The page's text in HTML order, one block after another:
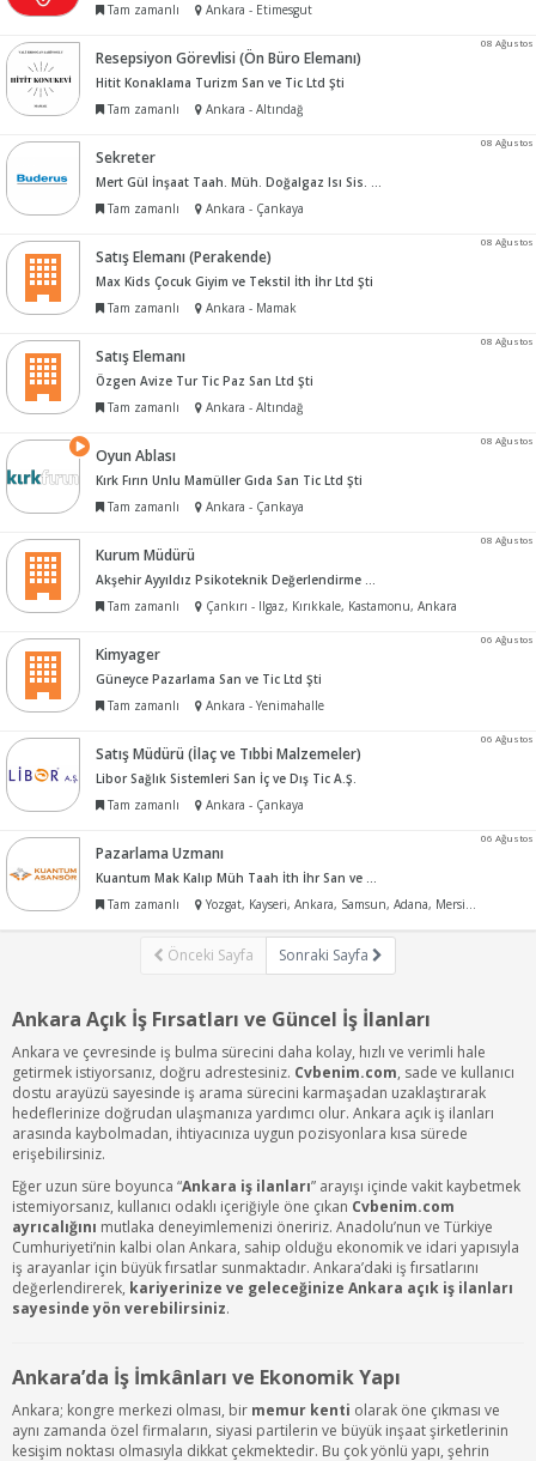
Tam zamanlı
Ankara - Etimesgut
08 Ağustos
Resepsiyon Görevlisi (Ön Büro Elemanı)
Hitit Konaklama Turizm San ve Tic Ltd Şti
Tam zamanlı
Ankara - Altındağ
08 Ağustos
Sekreter
Mert Gül İnşaat Taah. Müh. Doğalgaz Isı Sis. Tur San ve Tic Ltd Şti
Tam zamanlı
Ankara - Çankaya
08 Ağustos
Satış Elemanı (Perakende)
Max Kids Çocuk Giyim ve Tekstil İth İhr Ltd Şti
Tam zamanlı
Ankara - Mamak
08 Ağustos
Satış Elemanı
Özgen Avize Tur Tic Paz San Ltd Şti
Tam zamanlı
Ankara - Altındağ
08 Ağustos
Oyun Ablası
Kırk Fırın Unlu Mamüller Gıda San Tic Ltd Şti
Tam zamanlı
Ankara - Çankaya
08 Ağustos
Kurum Müdürü
Akşehir Ayyıldız Psikoteknik Değerlendirme Merkezi
Tam zamanlı
Çankırı - Ilgaz, Kırıkkale, Kastamonu, Ankara
06 Ağustos
Kimyager
Güneyce Pazarlama San ve Tic Ltd Şti
Tam zamanlı
Ankara - Yenimahalle
06 Ağustos
Satış Müdürü (İlaç ve Tıbbi Malzemeler)
Libor Sağlık Sistemleri San İç ve Dış Tic A.Ş.
Tam zamanlı
Ankara - Çankaya
06 Ağustos
Pazarlama Uzmanı
Kuantum Mak Kalıp Müh Taah İth İhr San ve Tic Ltd Şti
Tam zamanlı
Yozgat, Kayseri, Ankara, Samsun, Adana, Mersin, İzmir
Önceki Sayfa Sonraki Sayfa
Ankara Açık İş Fırsatları ve Güncel İş İlanları
Ankara ve çevresinde iş bulma sürecini daha kolay, hızlı ve verimli hale
getirmek istiyorsanız, doğru adrestesiniz. Cvbenim.com, sade ve kullanıcı
dostu arayüzü sayesinde iş arama sürecini karmaşadan uzaklaştırarak
hedeflerinize doğrudan ulaşmanıza yardımcı olur. Ankara açık iş ilanları
arasında kaybolmadan, ihtiyacınıza uygun pozisyonlara kısa sürede
erişebilirsiniz.
Eğer uzun süre boyunca “Ankara iş ilanları” arayışı içinde vakit kaybetmek
istemiyorsanız, kullanıcı odaklı içeriğiyle öne çıkan Cvbenim.com
ayrıcalığını mutlaka deneyimlemenizi öneririz. Anadolu’nun ve Türkiye
Cumhuriyeti’nin kalbi olan Ankara, sahip olduğu ekonomik ve idari yapısıyla
iş arayanlar için büyük fırsatlar sunmaktadır. Ankara’daki iş fırsatlarını
değerlendirerek, kariyerinize ve geleceğinize Ankara açık iş ilanları
sayesinde yön verebilirsiniz.
Ankara’da İş İmkânları ve Ekonomik Yapı
Ankara; kongre merkezi olması, bir memur kenti olarak öne çıkması ve
aynı zamanda özel firmaların, siyasi partilerin ve büyük inşaat şirketlerinin
kesişim noktası olmasıyla dikkat çekmektedir. Bu çok yönlü yapı, şehrin